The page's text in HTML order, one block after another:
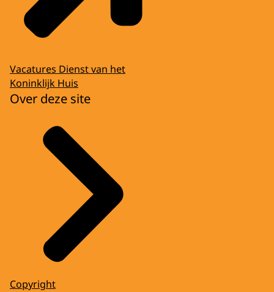
Vacatures Dienst van het
Koninklijk Huis
Over deze site
Copyright